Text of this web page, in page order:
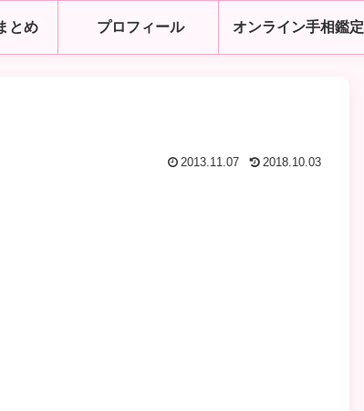
とめ プロフィール オンライン手相鑑定
2013.11.07 2018.10.03